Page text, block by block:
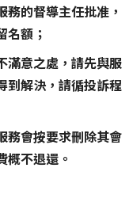
的督導主任批准，
名額；
滿意之處，請先與服
到解決，請循投訴程
務會按要求刪除其會
概不退還。